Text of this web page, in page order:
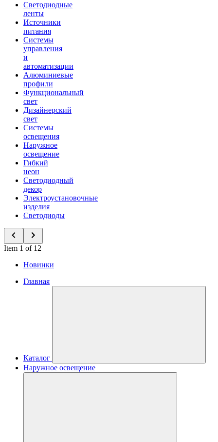
Светодиодные
ленты
Источники
питания
Системы
управления
и
автоматизации
Алюминиевые
профили
Функциональный
свет
Дизайнерский
свет
Системы
освещения
Наружное
освещение
Гибкий
неон
Светодиодный
декор
Электроустановочные
изделия
Светодиоды
Item 1 of 12
Новинки
Главная
Каталог
Наружное освещение